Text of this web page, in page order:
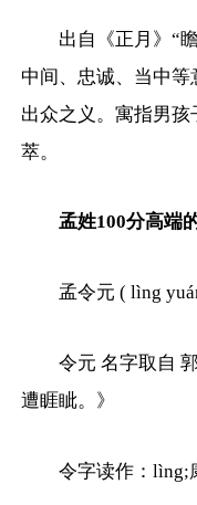
出自《正月》“
中间、忠诚、当中等
出众之义。寓指男
萃。
孟姓100分高端
孟令元 ( lìng
令元 名字取自
遭睚眦。》
令字读作：lìng;